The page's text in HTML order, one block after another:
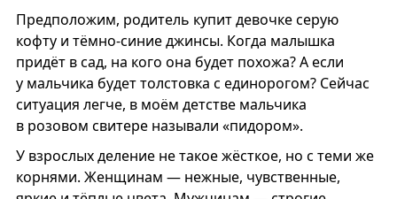
Предположим, родитель купит девочке серую
кофту и тёмно-синие джинсы. Когда малышка
придёт в сад, на кого она будет похожа? А если
у мальчика будет толстовка с единорогом? Сейчас
ситуация легче, в моём детстве мальчика
в розовом свитере называли «пидором».
У взрослых деление не такое жёсткое, но с теми же
корнями. Женщинам — нежные, чувственные,